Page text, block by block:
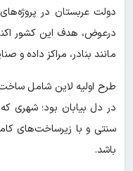
دولت عربستان در
درعوض، هدف این کشور
مانند بنادر، مراکز داده و
در دل بیابان بود؛ شهری
باشد.